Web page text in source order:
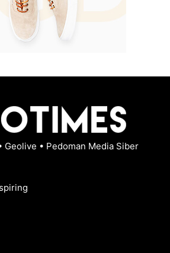
Geolive • Pedoman Media Siber